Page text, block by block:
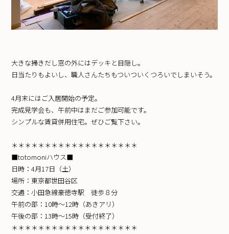
大きな掃きだし窓の外にはデッキと目隠し。
日当たりもよいし、職人さんたちもついついくつろいでしまいそう。
4月末にはご入居開始の予定。
完成見学会も、午前中はまだご参加可能です。
シンプルな賃貸併用住宅。ぜひご覧下さい。
＊＊＊＊＊＊＊＊＊＊＊＊＊＊＊＊＊＊＊
■totomoniハウス■
日時：4月17日（土）
場所：東京都世田谷区
交通：小田急線豪徳寺駅 徒歩８分
午前の部：10時〜12時（あきアリ）
午後の部：13時〜15時（受付終了）
＊＊＊＊＊＊＊＊＊＊＊＊＊＊＊＊＊＊＊